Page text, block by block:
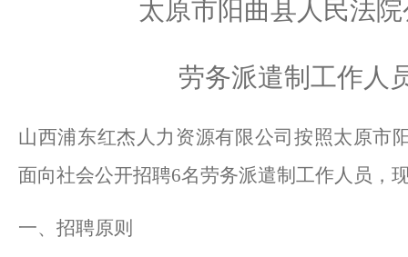
太原市阳曲县人民法
劳务派遣制工作人
山西浦东红杰人力资源有限公司按照太原市
面向社会公开招聘6名劳务派遣制工作人员，
一、招聘原则